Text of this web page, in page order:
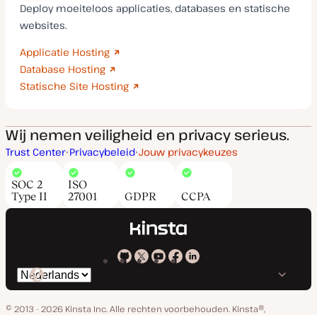
Deploy moeiteloos applicaties, databases en statische
websites.
Applicatie Hosting
Database Hosting
Statische Site Hosting
Wij nemen veiligheid en privacy serieus.
Trust Center Privacybeleid Jouw privacykeuzes
SOC 2
Type II
ISO
27001
GDPR CCPA
Kinsta
GitHub
Kinsta
X
Kinsta
YouTube
Kinsta
Facebook
Kinsta
Linkedin
Selecteer
taal
© 2013 - 2026 Kinsta Inc. Alle rechten voorbehouden. Kinsta®,